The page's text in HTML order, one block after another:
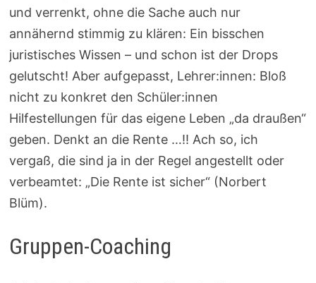
und verrenkt, ohne die Sache auch nur
annähernd stimmig zu klären: Ein bisschen
juristisches Wissen – und schon ist der Drops
gelutscht! Aber aufgepasst, Lehrer:innen: Bloß
nicht zu konkret den Schüler:innen
Hilfestellungen für das eigene Leben „da draußen“
geben. Denkt an die Rente …!! Ach so, ich
vergaß, die sind ja in der Regel angestellt oder
verbeamtet: „Die Rente ist sicher“ (Norbert
Blüm).
Gruppen-Coaching